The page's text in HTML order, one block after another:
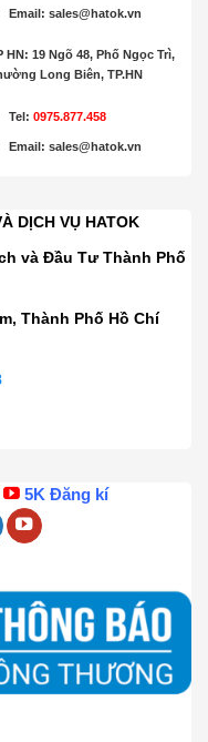
Email:sales@hatok.vn
HN: 19 Ngõ 48, Phố Ngọc Trì,
Long Biên, TP.HN
Tel: 0975.877.458
Email:sales@hatok.vn
DỊCH VỤ HATOK
và Đầu Tư Thành Phố
Thành Phố Hồ Chí
5K Đăng kí